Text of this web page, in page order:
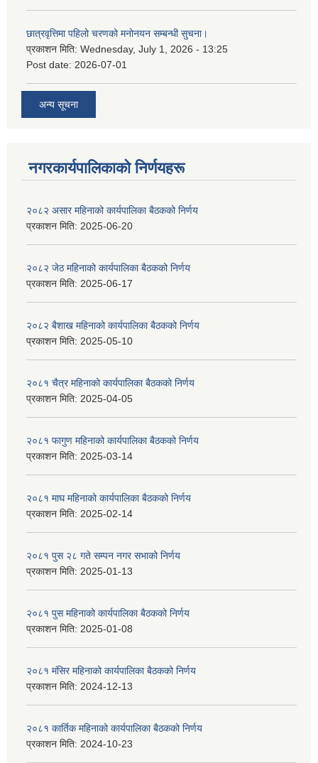
छात्रवृत्तिमा पहिलो चरणको मनोनयन सम्बन्धी सुचना।
प्रकाशन मिति: Wednesday, July 1, 2026 - 13:25
Post date: 2026-07-01
अन्य सूचना
नगरकार्यपालिकाकाे निर्णयहरू
२०८२ असार महिनाको कार्यपालिका बैठकको निर्णय
प्रकाशन मिति: 2025-06-20
२०८२ जेठ महिनाको कार्यपालिका बैठकको निर्णय
प्रकाशन मिति: 2025-06-17
२०८२ बैशाख महिनाको कार्यपालिका बैठकको निर्णय
प्रकाशन मिति: 2025-05-10
२०८१ चैत्र महिनाको कार्यपालिका बैठकको निर्णय
प्रकाशन मिति: 2025-04-05
२०८१ फागुण महिनाको कार्यपालिका बैठकको निर्णय
प्रकाशन मिति: 2025-03-14
२०८१ माघ महिनाको कार्यपालिका बैठकको निर्णय
प्रकाशन मिति: 2025-02-14
२०८१ पुस २८ गते सम्प‍न नगर सभाको निर्णय
प्रकाशन मिति: 2025-01-13
२०८१ पुस महिनाको कार्यपालिका बैठकको निर्णय
प्रकाशन मिति: 2025-01-08
२०८१ मंसिर महिनाको कार्यपालिका बैठकको निर्णय
प्रकाशन मिति: 2024-12-13
२०८१ कार्तिक महिनाको कार्यपालिका बैठकको निर्णय
प्रकाशन मिति: 2024-10-23